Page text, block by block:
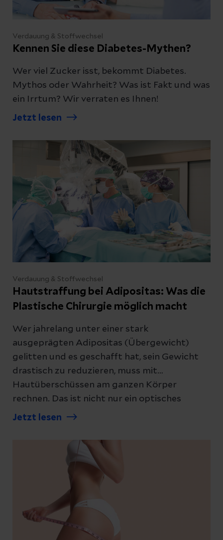
Verdauung & Stoffwechsel
Kennen Sie diese Diabetes-Mythen?
Wer viel Zucker isst, bekommt Diabetes.
Mythos oder Wahrheit? Was ist Fakt und was
ein Irrtum? Wir verraten es Ihnen!
Jetzt lesen
Verdauung & Stoffwechsel
Hautstraffung bei Adipositas: Was die
Plastische Chirurgie möglich macht
Wer jahrelang unter einer stark
ausgeprägten Adipositas (Übergewicht)
gelitten und es geschafft hat, sein Gewicht
drastisch zu reduzieren, muss mit
Hautüberschüssen am ganzen Körper
rechnen. Das ist nicht nur ein optisches
Problem. Erfahren Sie hier, welche
Jetzt lesen